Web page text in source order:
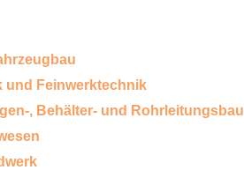
und Feinwerktechnik
, Behälter- und Rohrleitungsbau